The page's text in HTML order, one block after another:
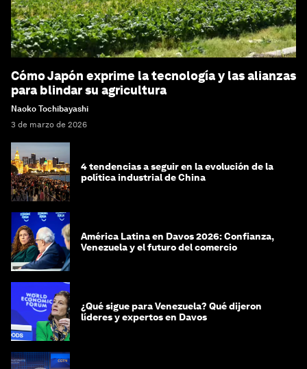
Cómo Japón exprime la tecnología y las alianzas
para blindar su agricultura
Naoko Tochibayashi
3 de marzo de 2026
4 tendencias a seguir en la evolución de la
política industrial de China
América Latina en Davos 2026: Confianza,
Venezuela y el futuro del comercio
¿Qué sigue para Venezuela? Qué dijeron
líderes y expertos en Davos